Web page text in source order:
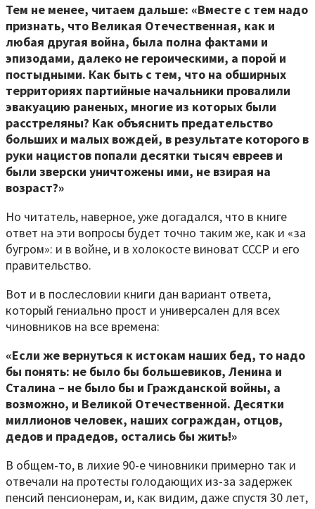
Тем не менее, читаем дальше: «Вместе с тем надо
признать, что Великая Отечественная, как и
любая другая война, была полна фактами и
эпизодами, далеко не героическими, а порой и
постыдными. Как быть с тем, что на обширных
территориях партийные начальники провалили
эвакуацию раненых, многие из которых были
расстреляны? Как объяснить предательство
больших и малых вождей, в результате которого в
руки нацистов попали десятки тысяч евреев и
были зверски уничтожены ими, не взирая на
возраст?»
Но читатель, наверное, уже догадался, что в книге
ответ на эти вопросы будет точно таким же, как и «за
бугром»: и в войне, и в холокосте виноват СССР и его
правительство.
Вот и в послесловии книги дан вариант ответа,
который гениально прост и универсален для всех
чиновников на все времена:
«Если же вернуться к истокам наших бед, то надо
бы понять: не было бы большевиков, Ленина и
Сталина – не было бы и Гражданской войны, а
возможно, и Великой Отечественной. Десятки
миллионов человек, наших сограждан, отцов,
дедов и прадедов, остались бы жить!»
В общем-то, в лихие 90-е чиновники примерно так и
отвечали на протесты голодающих из-за задержек
пенсий пенсионерам, и, как видим, даже спустя 30 лет,